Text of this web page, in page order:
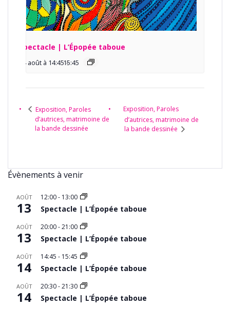
Spectacle | L’Épopée taboue
14 août à 14:45 -
15:45
Exposition, Paroles
d’autrices, matrimoine de
la bande dessinée
Exposition, Paroles
d’autrices, matrimoine de
la bande dessinée
Évènements à venir
AOÛT
13
12:00- 13:00
Spectacle | L’Épopée taboue
AOÛT
13
20:00-21:00
Spectacle | L’Épopée taboue
AOÛT
14
14:45 - 15:45
Spectacle | L’Épopée taboue
AOÛT
14
20:30-21:30
Spectacle | L’Épopée taboue